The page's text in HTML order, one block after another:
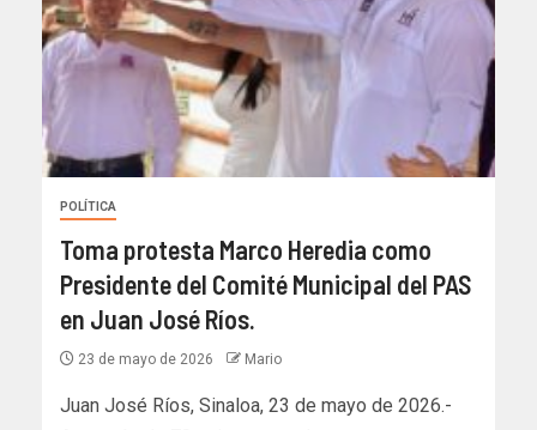
POLÍTICA
Toma protesta Marco Heredia como
Presidente del Comité Municipal del PAS
en Juan José Ríos.
23 de mayo de 2026 Mario
Juan José Ríos, Sinaloa, 23 de mayo de 2026.-